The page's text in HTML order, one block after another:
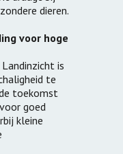
dieren.
voor hoge
is
te
toekomst
goed
kleine